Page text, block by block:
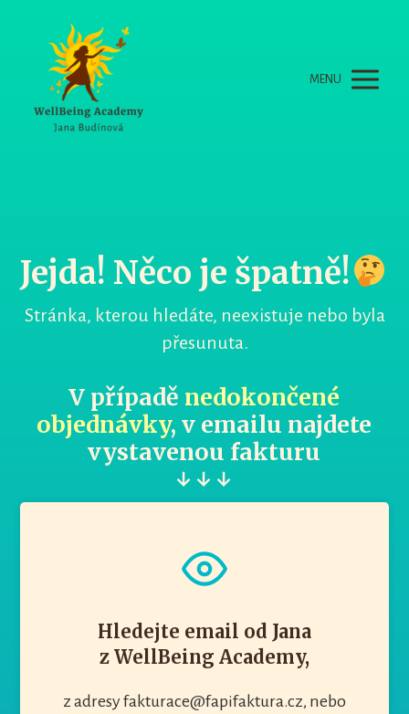
MENU
Jejda! Něco je špatně!
Stránka, kterou hledáte, neexistuje nebo byla
přesunuta.
V případě nedokončené
objednávky, v emailu najdete
vystavenou fakturu
↓ ↓ ↓
Hledejte email od Jana
z WellBeing Academy,
z adresy fakturace@fapifaktura.cz, nebo